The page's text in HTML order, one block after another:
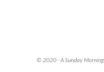
© 2020 - A Sunday